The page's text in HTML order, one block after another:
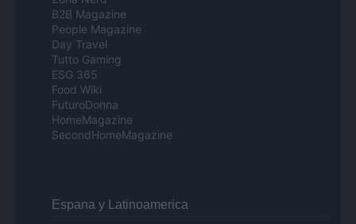
B2B Magazine
People Magazine
Day Travel
Tutto Gaming
ESG 365
Food Wiki
FuturoDonna
HomeMagazine
SecondHomeMagazine
Espana y Latinoamerica